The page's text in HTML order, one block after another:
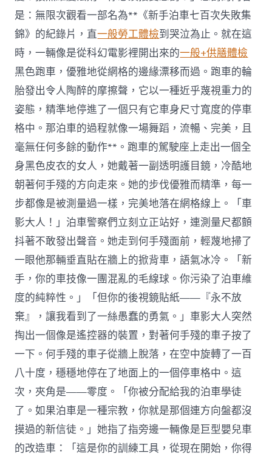
是：無限次觀看一部名為**《新手泊車七百次失敗集
錦》的紀錄片，直一般勞工體檢到哭泣為止。就在這
時，一輛像是從科幻電影裡開出來的一般+供膳體檢
黑色跑車，優雅地從網格的邊緣漂移而過。跑車的輪
胎發出令人陶醉的摩擦聲，它以一種近乎蔑視重力的
姿態，精準地停進了一個只有它車身尺寸寬度的停車
格中。那泊車的過程就像一場舞蹈，流暢、完美，且
毫無任何多餘的動作**。跑車的駕駛座上走出一個全
身黑色皮衣的女人，她戴著一副透明護目鏡，冷酷地
朝著何手殘的方向走來。她的步伐優雅而精準，每一
步都像是被測量過一樣，完美地落在網格線上。「車
影大人！」泊車警察們立刻立正站好，連測量尺都顫
抖著不敢發出聲音。她走到何手殘面前，輕蔑地掃了
一眼他那輛垂直貼在牆上的掀背車，語氣冰冷。「新
手，你的車技像一團混亂的毛線球。你污染了泊車維
度的純粹性。」「但你的後視鏡貼紙——『永不放
棄』，讓我看到了一絲愚蠢的勇氣。」車影大人突然
掏出一個像是遙控器的裝置，對著何手殘的車子按了
一下。何手殘的車子從牆上脫落，在空中旋轉了一百
八十度，穩穩地停在了地面上的一個停車格中。這
次，夾角是——零度。「你被分配給我的泊車學徒
了。如果泊車是一種宗教，你就是那個連方向盤都沒
摸過的新信徒。」她指了指旁邊一輛像是巨型嬰兒車
的改造車：「這是你的訓練工具，從現在開始，你得